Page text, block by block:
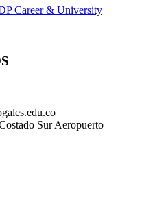
Career & University
Sur Aeropuerto